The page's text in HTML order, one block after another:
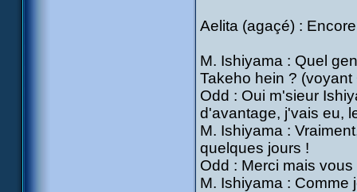
Aelita (agaçé) :
M. Ishiyama : Quel
Takeho hein ?
Odd : Oui m'sieur
d'avantage, j'vais eu,
M. Ishiyama :
quelques jours !
Odd : Merci mais
M. Ishiyama : Comme